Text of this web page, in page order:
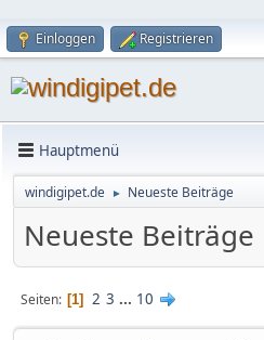
Einloggen Registrieren
Hauptmenü
windigipet.de ► Neueste Beiträge
Neueste Beiträge
Seiten 1 2 3 ... 10